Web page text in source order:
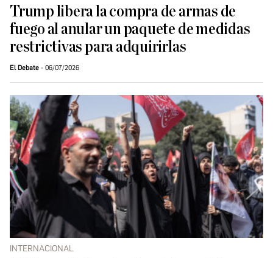
Trump libera la compra de armas de
fuego al anular un paquete de medidas
restrictivas para adquirirlas
El Debate 06/07/2026
INTERNACIONAL